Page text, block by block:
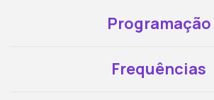
Programação
Frequências